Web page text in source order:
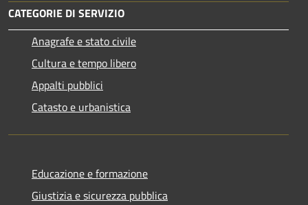
CATEGORIE DI SERVIZIO
Anagrafe e stato civile
Cultura e tempo libero
Appalti pubblici
Catasto e urbanistica
Educazione e formazione
Giustizia e sicurezza pubblica